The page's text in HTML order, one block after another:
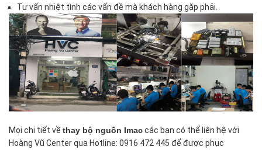
Tư vấn nhiệt tình các vấn đề mà khách hàng gặp phải.
Mọi chi tiết về thay bộ nguồn Imaccác bạn có thể liên hệ với
Hoàng Vũ Center qua Hotline: 0916 472 445 để được phục